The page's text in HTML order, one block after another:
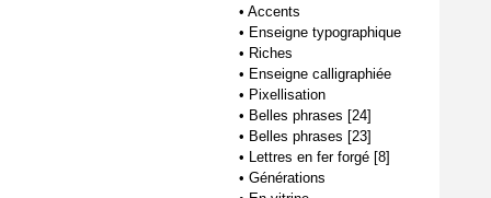
• Accents
• Enseigne typographique
• Riches
• Enseigne calligraphiée
• Pixellisation
• Belles phrases [24]
• Belles phrases [23]
• Lettres en fer forgé [8]
• Générations